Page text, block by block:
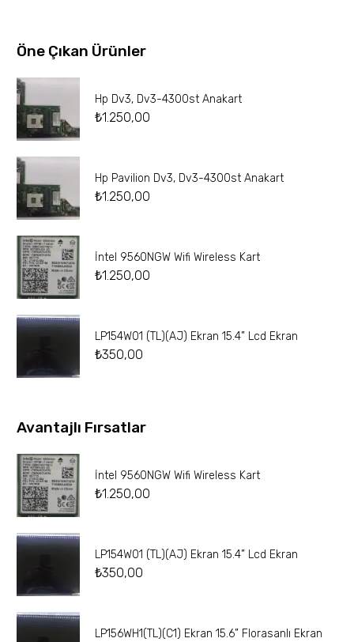
Öne Çıkan Ürünler
Hp Dv3, Dv3-4300st Anakart
₺1.250,00
Hp Pavilion Dv3, Dv3-4300st Anakart
₺1.250,00
İntel 9560NGW Wifi Wireless Kart
₺1.250,00
LP154W01 (TL)(AJ) Ekran 15.4” Lcd Ekran
₺350,00
Avantajlı Fırsatlar
İntel 9560NGW Wifi Wireless Kart
₺1.250,00
LP154W01 (TL)(AJ) Ekran 15.4” Lcd Ekran
₺350,00
LP156WH1(TL)(C1) Ekran 15.6” Florasanlı Ekran